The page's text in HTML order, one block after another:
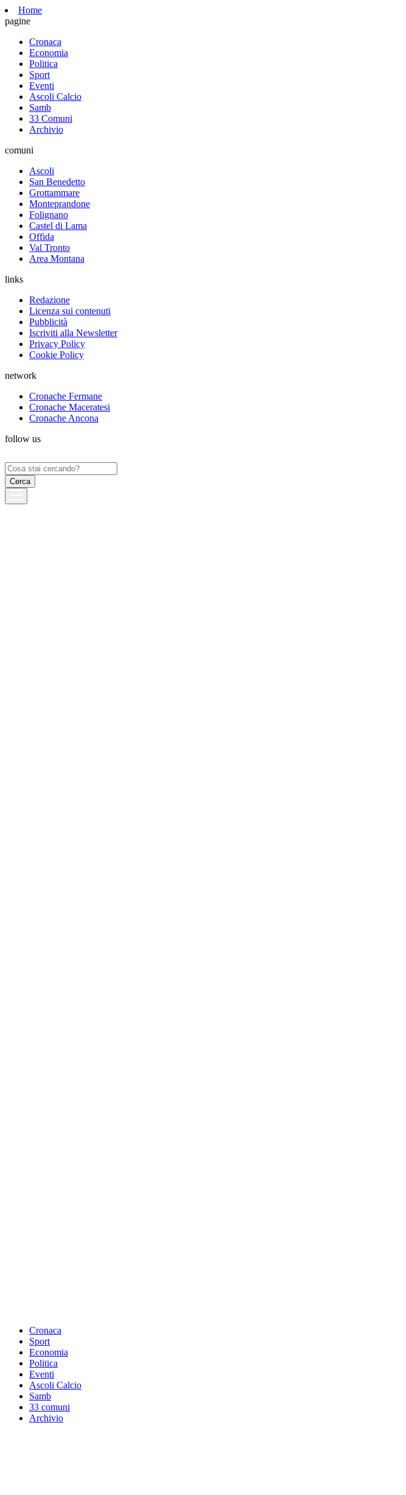
Home
pagine
Cronaca
Economia
Politica
Sport
Eventi
Ascoli Calcio
Samb
33 Comuni
Archivio
comuni
Ascoli
San Benedetto
Grottammare
Monteprandone
Folignano
Castel di Lama
Offida
Val Tronto
Area Montana
links
Redazione
Licenza sui contenuti
Pubblicità
Iscriviti alla Newsletter
Privacy Policy
Cookie Policy
network
Cronache Fermane
Cronache Maceratesi
Cronache Ancona
follow us
Ricerca
per:
Cronaca
Sport
Economia
Politica
Eventi
Ascoli Calcio
Samb
33 comuni
Archivio